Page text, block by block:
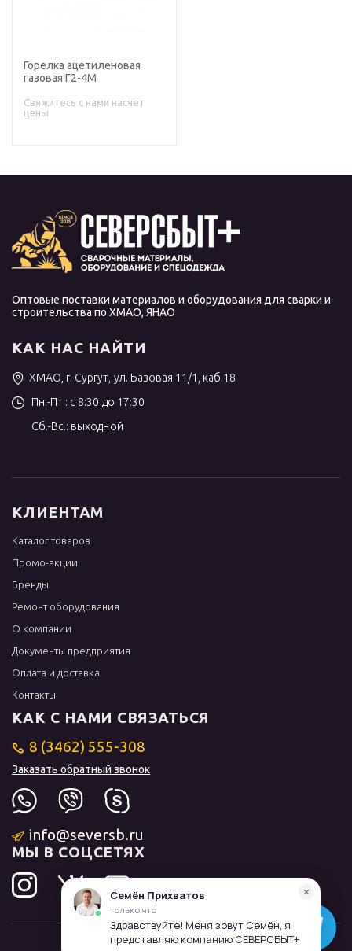
Горелка ацетиленовая
газовая Г2-4М
Свяжитесь с нами насчёт
цены
Оптовые поставки материалов и оборудования для сварки и
строительства по ХМАО, ЯНАО
КАК НАС НАЙТИ
ХМАО, г. Сургут, ул. Базовая 11/1, каб.18
Пн.-Пт.: с 8:30 до 17:30
Сб.-Вс.: выходной
КЛИЕНТАМ
Каталог товаров
Промо-акции
Бренды
Ремонт оборудования
О компании
Документы предприятия
Оплата и доставка
Контакты
КАК С НАМИ СВЯЗАТЬСЯ
8 (3462) 555-308
Заказать обратный звонок
info@seversb.ru
МЫ В СОЦСЕТЯХ